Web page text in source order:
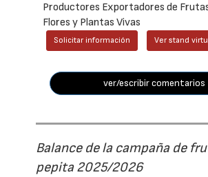
Productores Exportadores de
Flores y Plantas Vivas
Solicitar información Ver stand
ver/escribir comentarios
Balance de la campaña de
pepita 2025/2026